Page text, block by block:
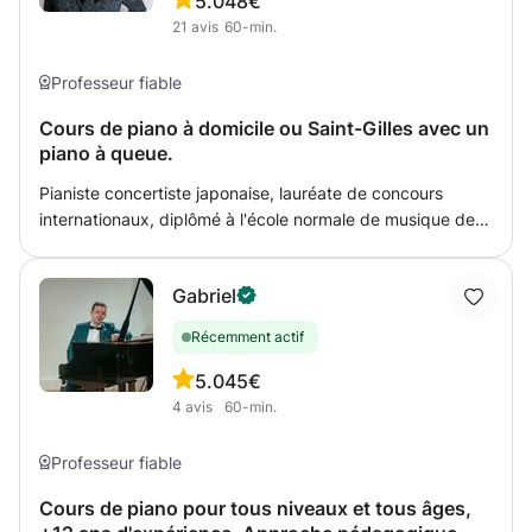
21 avis 60-min.
Professeur fiable
Cours de piano à domicile ou Saint-Gilles avec un
piano à queue.
Pianiste concertiste japonaise, lauréate de concours
internationaux, diplômé à l'école normale de musique de
ou chez moi à Saint-gilles avec un piano à queue. Je
propose un apprentissage adoptée aux chacun, de
débutant à préparation aux concours. Je donne
également le cours en ligne compréhensible pour tous les
niveau (à partir de 8 ans) il faut simplement un piano, une
smartphone, et une passion à la musique. Pour ceux qui
votre enregistrement jusqu'à la date et vous donne le
Gabriel
Récemment actif
5.0
4 avis
45€
60-min.
Professeur fiable
Cours de piano pour tous niveaux et tous âges,